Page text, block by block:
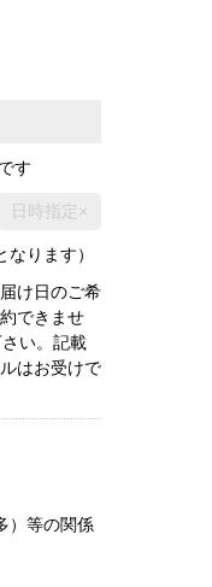
す
日時指定×
ります）
け日のご希
できませ
い。記載
はお受けで
）等の関係